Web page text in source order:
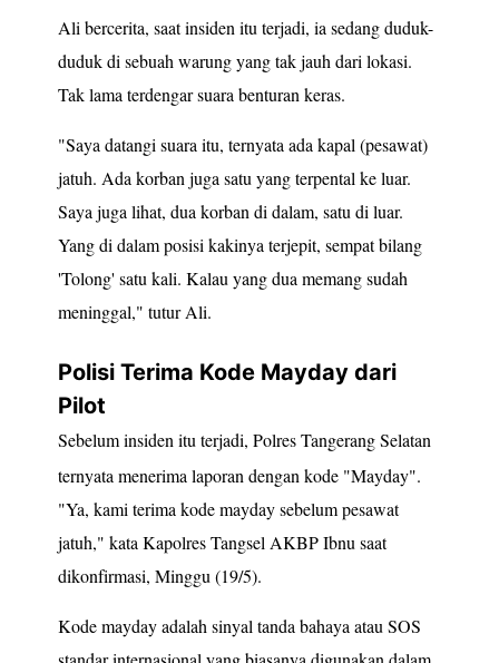
Ali bercerita, saat insiden itu terjadi, ia sedang duduk-
duduk di sebuah warung yang tak jauh dari lokasi.
Tak lama terdengar suara benturan keras.
"Saya datangi suara itu, ternyata ada kapal (pesawat)
jatuh. Ada korban juga satu yang terpental ke luar.
Saya juga lihat, dua korban di dalam, satu di luar.
Yang di dalam posisi kakinya terjepit, sempat bilang
'Tolong' satu kali. Kalau yang dua memang sudah
meninggal," tutur Ali.
Polisi Terima Kode Mayday dari
Pilot
Sebelum insiden itu terjadi, Polres Tangerang Selatan
ternyata menerima laporan dengan kode "Mayday".
"Ya, kami terima kodemaydaysebelum pesawat
jatuh," kata Kapolres Tangsel AKBP Ibnu saat
dikonfirmasi, Minggu (19/5).
Kodemaydayadalah sinyal tanda bahaya atau SOS